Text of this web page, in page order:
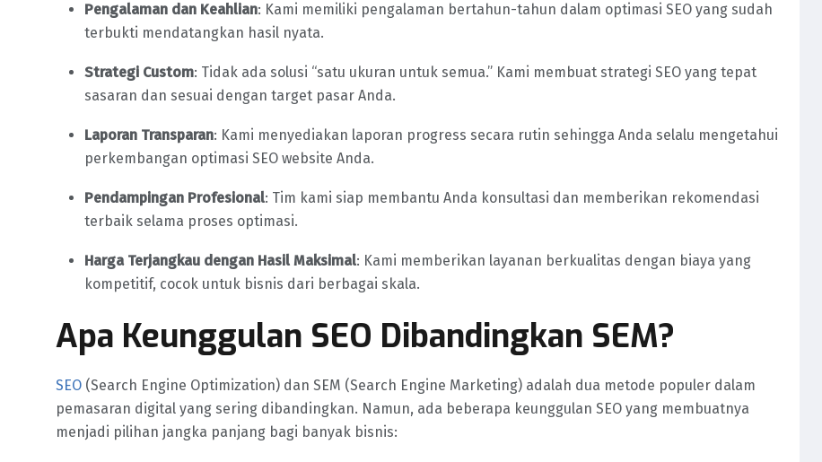
Pengalaman dan Keahlian: Kami memiliki pengalaman bertahun-tahun dalam optimasi SEO yang sudah
terbukti mendatangkan hasil nyata.
Strategi Custom: Tidak ada solusi “satu ukuran untuk semua.” Kami membuat strategi SEO yang tepat
sasaran dan sesuai dengan target pasar Anda.
Laporan Transparan: Kami menyediakan laporan progress secara rutin sehingga Anda selalu mengetahui
perkembangan optimasi SEO website Anda.
Pendampingan Profesional: Tim kami siap membantu Anda konsultasi dan memberikan rekomendasi
terbaik selama proses optimasi.
Harga Terjangkau dengan Hasil Maksimal: Kami memberikan layanan berkualitas dengan biaya yang
kompetitif, cocok untuk bisnis dari berbagai skala.
Apa Keunggulan SEO Dibandingkan SEM?
SEO (Search Engine Optimization) dan SEM (Search Engine Marketing) adalah dua metode populer dalam
pemasaran digital yang sering dibandingkan. Namun, ada beberapa keunggulan SEO yang membuatnya
menjadi pilihan jangka panjang bagi banyak bisnis: